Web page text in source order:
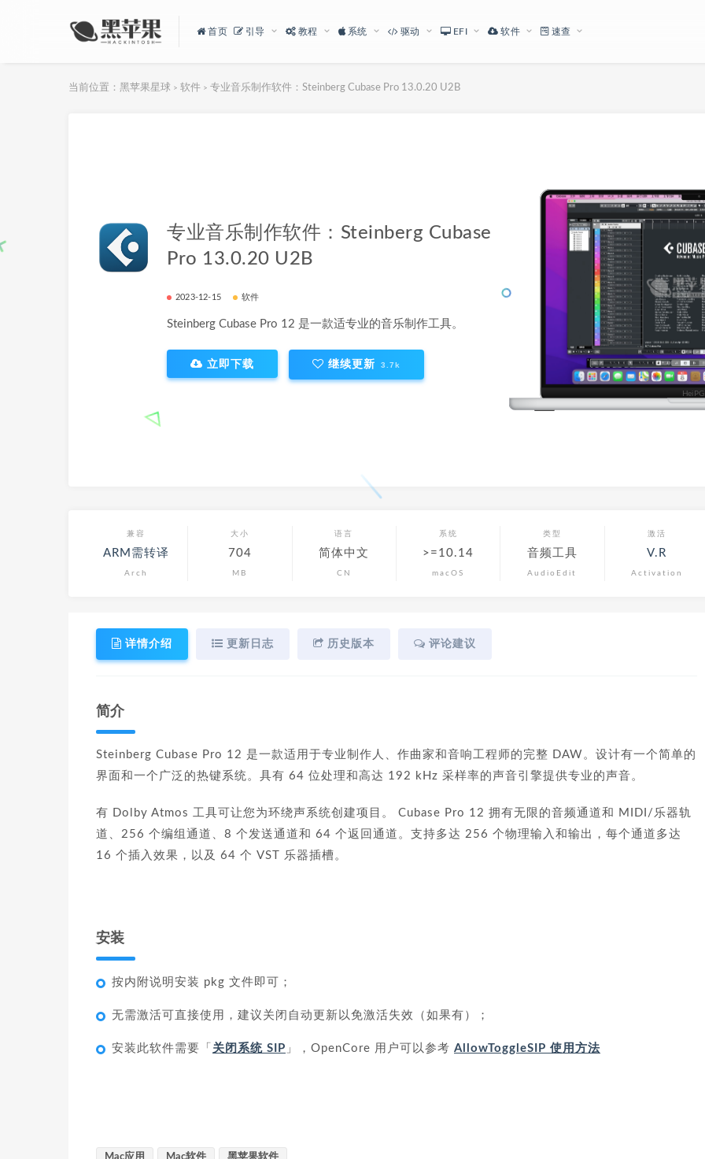
首页 引导 教程 系统 驱动 EFI 软件 速查
当前位置： 黑苹果星球 > 软件 > 专业音乐制作软件：Steinberg Cubase Pro 13.0.20 U2B
专业音乐制作软件：Steinberg Cubase
Pro 13.0.20 U2B
2023-12-15 软件
Steinberg Cubase Pro 12 是一款适专业的音乐制作工具。
立即下载 继续更新 3.7k
兼容
ARM需转译
Arch
大小
704
MB
语言
简体中文
CN
系统
>=10.14
macOS
类型
音频工具
AudioEdit
激活
V.R
Activation
详情介绍 更新日志 历史版本 评论建议
简介
Steinberg Cubase Pro 12 是一款适用于专业制作人、作曲家和音响工程师的完整 DAW。设计有一个简单的
界面和一个广泛的热键系统。具有 64 位处理和高达 192 kHz 采样率的声音引擎提供专业的声音。
有 Dolby Atmos 工具可让您为环绕声系统创建项目。 Cubase Pro 12 拥有无限的音频通道和 MIDI/乐器轨
道、256 个编组通道、8 个发送通道和 64 个返回通道。支持多达 256 个物理输入和输出，每个通道多达
16 个插入效果，以及 64 个 VST 乐器插槽。
安装
按内附说明安装 pkg 文件即可；
无需激活可直接使用，建议关闭自动更新以免激活失效（如果有）；
安装此软件需要「 关闭系统 SIP 」，OpenCore 用户可以参考 AllowToggleSIP 使用方法